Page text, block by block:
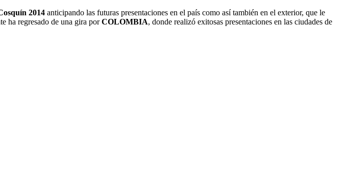
2014 anticipando las futuras presentaciones en el país como así también en el exterior, que le
ha regresado de una gira porCOLOMBIA, donde realizó exitosas presentaciones en las ciudades de